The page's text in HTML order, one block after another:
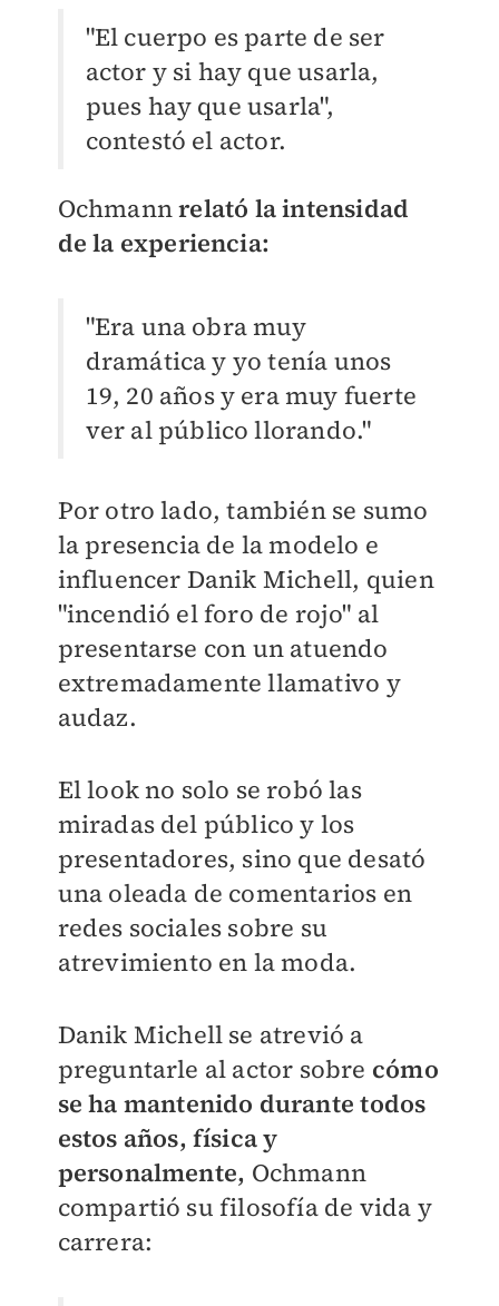
"El cuerpo es parte de ser
actor y si hay que usarla,
pues hay que usarla",
contestó el actor.
Ochmannrelató la intensidad
de la experiencia:
"Era una obra muy
dramática y yo tenía unos
19, 20 años y era muy fuerte
ver al público llorando."
Por otro lado, también se sumo
la presencia de la modelo e
influencer Danik Michell, quien
"incendió el foro de rojo" al
presentarse con un atuendo
extremadamente llamativo y
audaz.
El look no solo se robó las
miradas del público y los
presentadores, sino que desató
una oleada de comentarios en
redes sociales sobre su
atrevimiento en la moda.
Danik Michell se atrevió a
preguntarle al actor sobre cómo
se ha mantenido durante todos
estos años, física y
personalmente, Ochmann
compartió su filosofía de vida y
carrera: